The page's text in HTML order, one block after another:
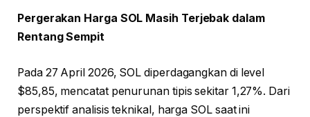
Pergerakan Harga SOL Masih Terjebak dalam
Rentang Sempit
Pada 27 April 2026, SOL diperdagangkan di level
$85,85, mencatat penurunan tipis sekitar 1,27%. Dari
perspektif analisis teknikal, harga SOL saat ini